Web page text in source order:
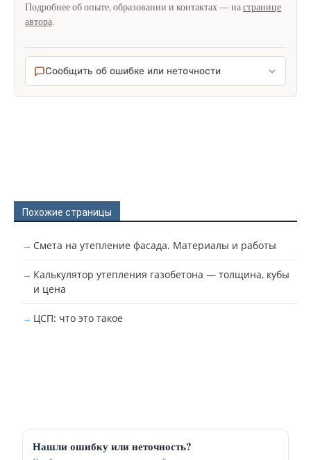
Подробнее об опыте, образовании и контактах — настранице
автора.
Сообщить об ошибке или неточности
Похожие страницы
Смета на утепление фасада. Материалы и работы
Калькулятор утепления газобетона — толщина, кубы
и цена
ЦСП: что это такое
Нашли ошибку или неточность?